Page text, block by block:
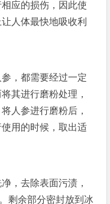
应的损伤，因此使
人体最快地吸收利
，都需要经过一定
其进行磨粉处理，
人参进行磨粉后，
用的时候，取出适
，去除表面污渍，
。剩余部分密封放到冰